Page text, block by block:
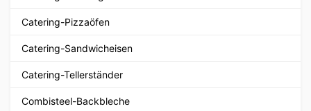
Catering-Pizzaöfen
Catering-Sandwicheisen
Catering-Tellerständer
Combisteel-Backbleche